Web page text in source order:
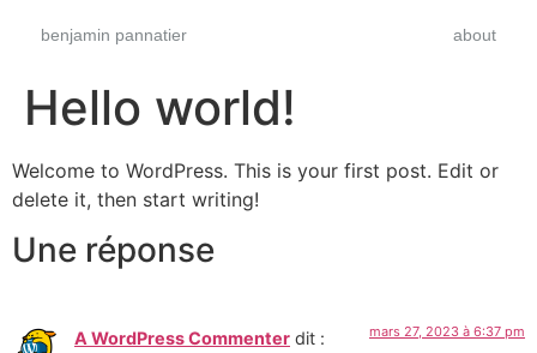
benjamin pannatier about
Hello world!
Welcome to WordPress. This is your first post. Edit or
delete it, then start writing!
Une réponse
A WordPress Commenter dit : mars 27, 2023 à 6:37 pm